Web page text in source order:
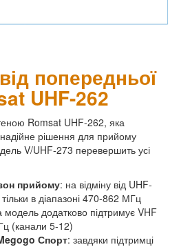
попередньої
UHF-262
Romsat UHF-262, яка
рішення для прийому
V/UHF-273 перевершить усі
прийому: на відміну від UHF-
в діапазоні 470-862 МГц
додатково підтримує VHF
(канали 5-12)
Спорт: завдяки підтримці